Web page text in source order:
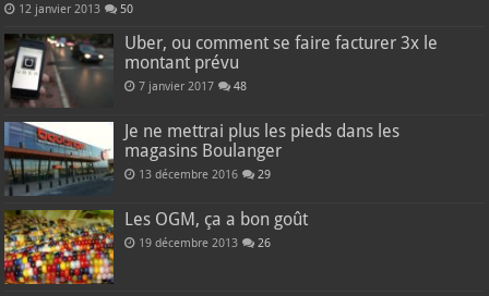
12 janvier 2013 50
Uber, ou comment se faire facturer 3x le
montant prévu
7 janvier 2017 48
Je ne mettrai plus les pieds dans les
magasins Boulanger
13 décembre 2016 29
Les OGM, ça a bon goût
19 décembre 2013 26